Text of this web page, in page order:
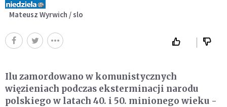
Mateusz Wyrwich / slo
Ilu zamordowano w komunistycznych
więzieniach podczas eksterminacji narodu
polskiego w latach 40. i 50. minionego wieku -